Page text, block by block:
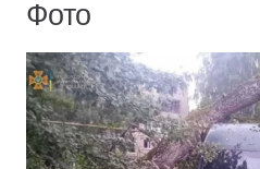
Фото